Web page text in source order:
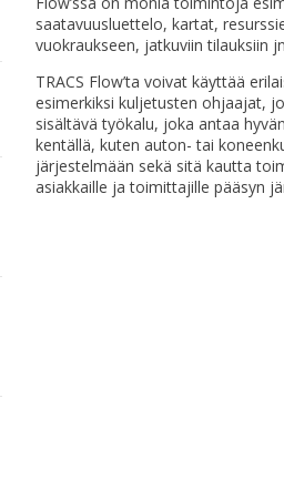
saatavuusluettelo, kartat,
vuokraukseen, jatkuviin tilauksiin
TRACS Flow’ta voivat käyttää
esimerkiksi kuljetusten ohjaajat,
sisältävä työkalu, joka antaa
kentällä, kuten auton- tai
järjestelmään sekä sitä kautta
asiakkaille ja toimittajille pääsyn